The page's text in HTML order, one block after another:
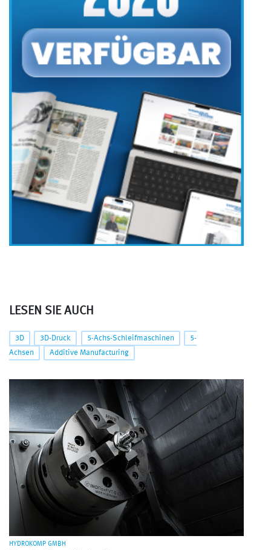
LESEN SIE AUCH
3D 3D-Druck 5-Achs-Schleifmaschinen
5-
Achsen
Additive Manufacturing
HYDROKOMP GMBH